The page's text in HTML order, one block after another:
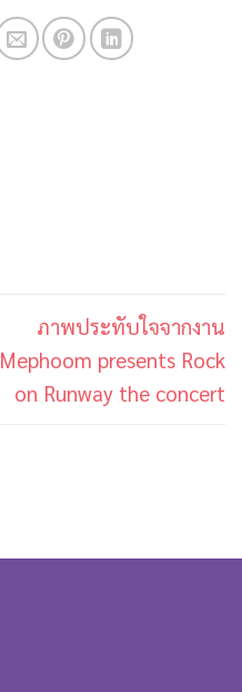
ภาพประทับใจจากงาน
Mephoom presents Rock
on Runway the concert